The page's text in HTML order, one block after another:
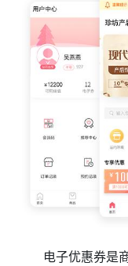
电子优惠券是